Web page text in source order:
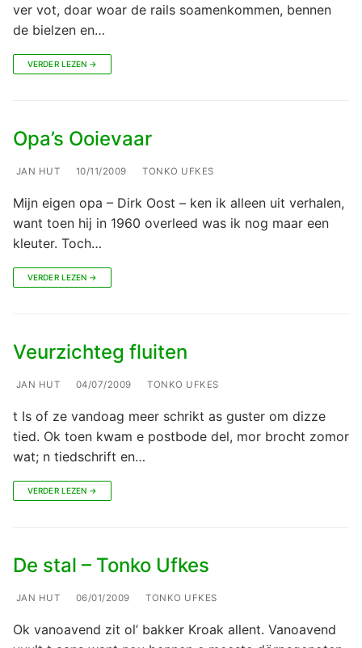
ver vot, doar woar de rails soamenkommen, bennen
de bielzen en…
VERDER LEZEN →
Opa’s Ooievaar
JAN HUT 10/11/2009 TONKO UFKES
Mijn eigen opa – Dirk Oost – ken ik alleen uit verhalen,
want toen hij in 1960 overleed was ik nog maar een
kleuter. Toch…
VERDER LEZEN →
Veurzichteg fluiten
JAN HUT 04/07/2009 TONKO UFKES
t Is of ze vandoag meer schrikt as guster om dizze
tied. Ok toen kwam e postbode del, mor brocht zomor
wat; n tiedschrift en…
VERDER LEZEN →
De stal – Tonko Ufkes
JAN HUT 06/01/2009 TONKO UFKES
Ok vanoavend zit ol’ bakker Kroak allent. Vanoavend